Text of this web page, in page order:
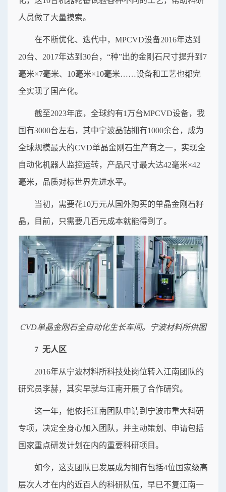
人员做了大量摸索。
在不断优化、迭代中，MPCVD设备2016年达到
20台、2017年达到30台，“种”出的金刚石尺寸提升到7
毫米×7毫米、10毫米×10毫米……设备和工艺也都完
全实现了国产化。
截至2023年底，全球约有1万台MPCVD设备，我
国有3000台左右，其中宁波晶钻拥有1000余台，成为
全球规模最大的CVD单晶金刚石生产商之一，实现全
自动化机器人监控运转，产品尺寸最大达42毫米×42
毫米，品质对标世界先进水平。
当初，需要花10万元从国外购买的单晶金刚石籽
晶，目前，只需要几百元成本就能得到了。
CVD单晶金刚石全自动化生长车间。宁波材料所供图
7 无人区
2016年从宁波材料所科技处岗位转入江南团队的
研究员李赫，其实早就与江南开展了合作研究。
这一年，他依托江南团队申请到宁波市重大科研
专项，决定全身心加入团队，并主动策划、申请包括
国家重点研发计划在内的重要科研项目。
如今，这支团队已发展成为拥有包括4位国家级高
层次人才在内的近百人的科研队伍，早已不复江南一